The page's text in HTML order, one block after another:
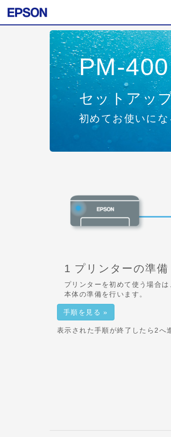
PM-
セットアッ
初めてお使いに
1 プリンターの準備
プリンターを初めて使う場合は
本体の準備を行います。
手順を見る »
表示された手順が終了したら2へ